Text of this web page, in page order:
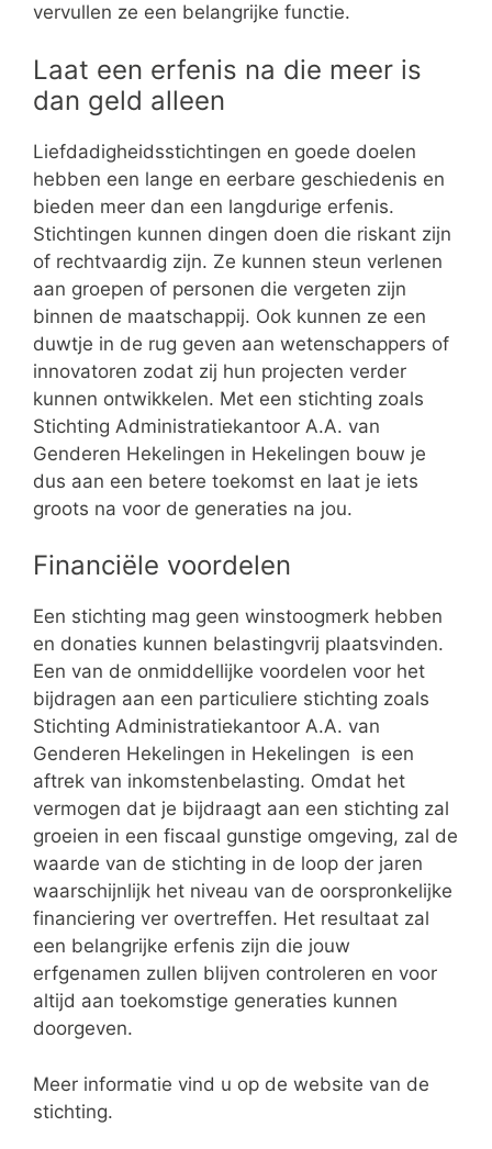
vervullen ze een belangrijke functie.
Laat een erfenis na die meer is
dan geld alleen
Liefdadigheidsstichtingen en goede doelen
hebben een lange en eerbare geschiedenis en
bieden meer dan een langdurige erfenis.
Stichtingen kunnen dingen doen die riskant zijn
of rechtvaardig zijn. Ze kunnen steun verlenen
aan groepen of personen die vergeten zijn
binnen de maatschappij. Ook kunnen ze een
duwtje in de rug geven aan wetenschappers of
innovatoren zodat zij hun projecten verder
kunnen ontwikkelen. Met een stichting zoals
Stichting Administratiekantoor A.A. van
Genderen Hekelingen in Hekelingen bouw je
dus aan een betere toekomst en laat je iets
groots na voor de generaties na jou.
Financiële voordelen
Een stichting mag geen winstoogmerk hebben
en donaties kunnen belastingvrij plaatsvinden.
Een van de onmiddellijke voordelen voor het
bijdragen aan een particuliere stichting zoals
Stichting Administratiekantoor A.A. van
Genderen Hekelingen in Hekelingen is een
aftrek van inkomstenbelasting. Omdat het
vermogen dat je bijdraagt aan een stichting zal
groeien in een fiscaal gunstige omgeving, zal de
waarde van de stichting in de loop der jaren
waarschijnlijk het niveau van de oorspronkelijke
financiering ver overtreffen. Het resultaat zal
een belangrijke erfenis zijn die jouw
erfgenamen zullen blijven controleren en voor
altijd aan toekomstige generaties kunnen
doorgeven.
Meer informatie vind u op de website van de
stichting.